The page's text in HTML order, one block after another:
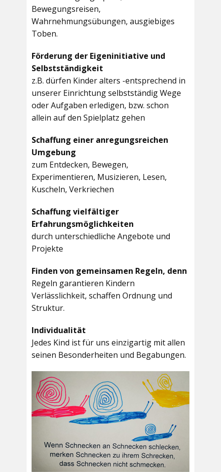
Bewegungsreisen,
Wahrnehmungsübungen, ausgiebiges
Toben.
Förderung der Eigeninitiative und
Selbstständigkeit
z.B. dürfen Kinder alters -entsprechend in
unserer Einrichtung selbstständig Wege
oder Aufgaben erledigen, bzw. schon
allein auf den Spielplatz gehen
Schaffung einer anregungsreichen
Umgebung
zum Entdecken, Bewegen,
Experimentieren, Musizieren, Lesen,
Kuscheln, Verkriechen
Schaffung vielfältiger
Erfahrungsmöglichkeiten
durch unterschiedliche Angebote und
Projekte
Finden von gemeinsamen Regeln, denn
Regeln garantieren Kindern
Verlässlichkeit, schaffen Ordnung und
Struktur.
Individualität
Jedes Kind ist für uns einzigartig mit allen
seinen Besonderheiten und Begabungen.